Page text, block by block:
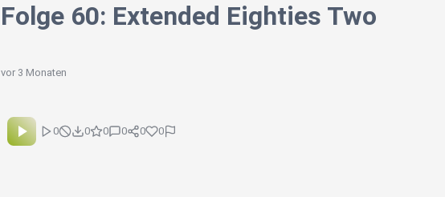
Folge 60: Extended Eighties Two
vor 3 Monaten
0 0 0 0 0 0